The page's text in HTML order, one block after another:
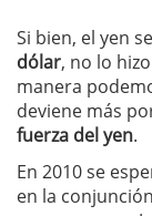
Si bien, el yen
dólar, no lo
manera
deviene más
fuerza del yen.
En 2010 se
en la